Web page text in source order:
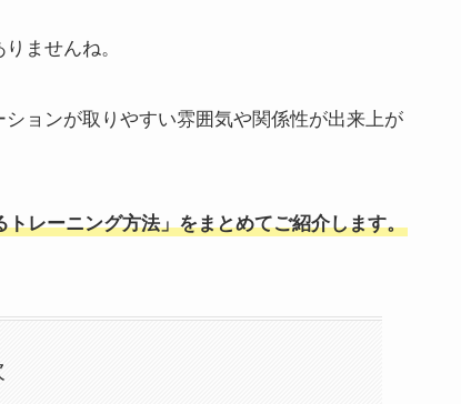
ませんね。
ョンが取りやすい雰囲気や関係性が出来上が
レーニング方法」をまとめてご紹介します。